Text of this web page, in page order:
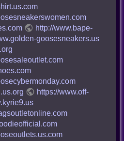
http://www.bape-
goosesneakers.us
https://www.off-